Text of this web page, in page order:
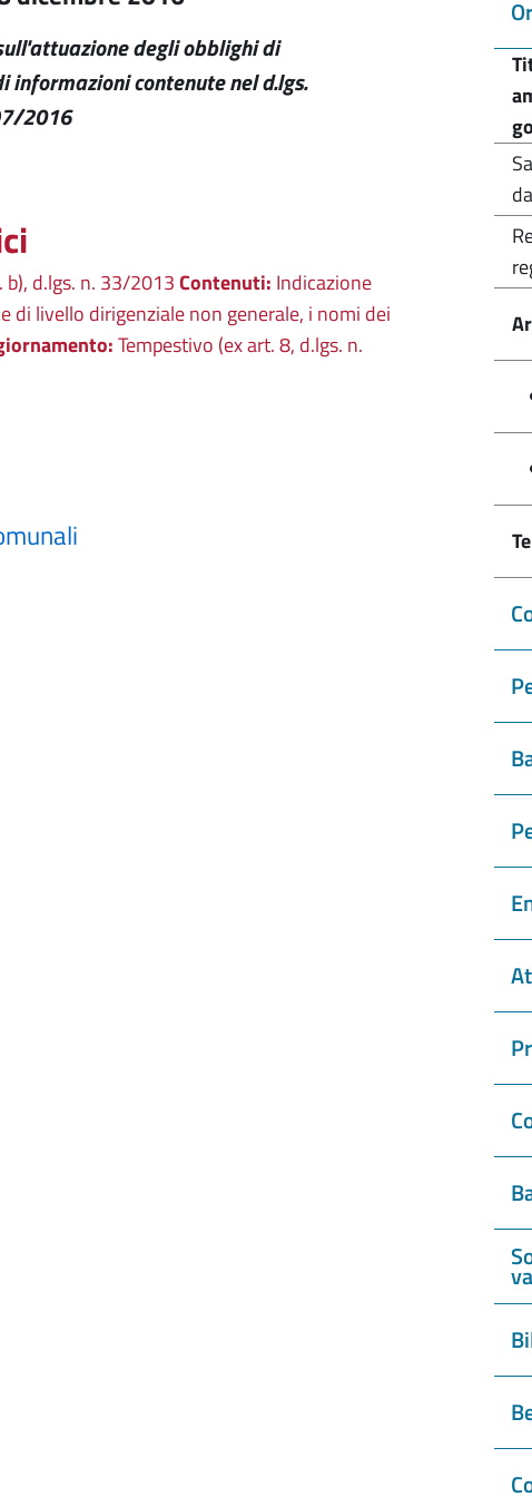
degli obblighi di
contenute nel d.lgs.
2016
b), d.lgs. n. 33/2013Contenuti: Indicazione
di livello dirigenziale non generale, i nomi dei
Tempestivo (ex art. 8, d.lgs. n.